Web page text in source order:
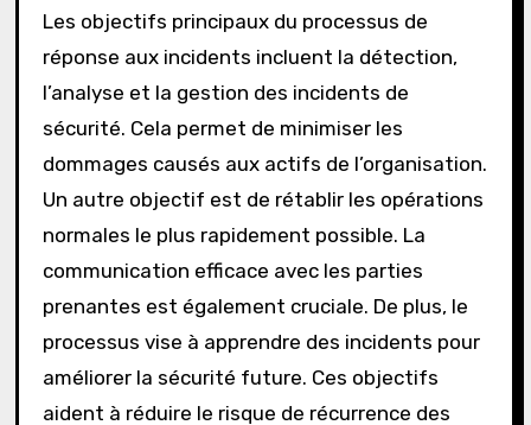
Les objectifs principaux du processus de
réponse aux incidents incluent la détection,
l’analyse et la gestion des incidents de
sécurité. Cela permet de minimiser les
dommages causés aux actifs de l’organisation.
Un autre objectif est de rétablir les opérations
normales le plus rapidement possible. La
communication efficace avec les parties
prenantes est également cruciale. De plus, le
processus vise à apprendre des incidents pour
améliorer la sécurité future. Ces objectifs
aident à réduire le risque de récurrence des